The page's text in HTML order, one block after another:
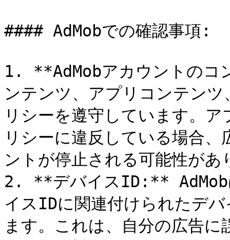
#### AdMobでの確認事項:
1. **AdMobアカウントのコ
ンテンツ、アプリコンテン
リシーを遵守しています。
リシーに違反している場合
ントが停止される可能性があ
2. **デバイスID:** AdMob
イスIDに関連付けられたデ
ます。これは、自分の広告